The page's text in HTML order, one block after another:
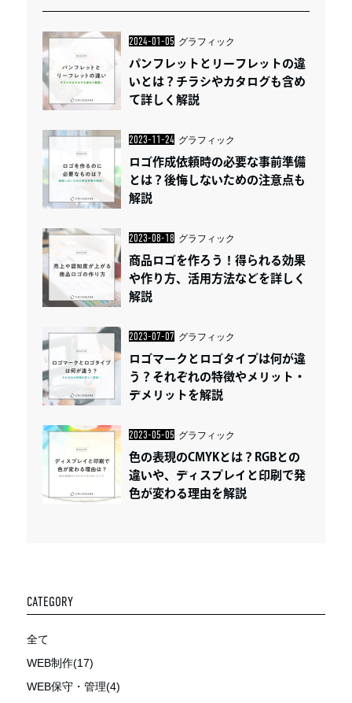
2024-01-05 グラフィック
パンフレットとリーフレットの違
いとは？チラシやカタログも含め
て詳しく解説
2023-11-24 グラフィック
ロゴ作成依頼時の必要な事前準備
とは？後悔しないための注意点も
解説
2023-08-18 グラフィック
商品ロゴを作ろう！得られる効果
や作り方、活用方法などを詳しく
解説
2023-07-07 グラフィック
ロゴマークとロゴタイプは何が違
う？それぞれの特徴やメリット・
デメリットを解説
2023-05-05 グラフィック
色の表現のCMYKとは？RGBとの
違いや、ディスプレイと印刷で発
色が変わる理由を解説
CATEGORY
全て
WEB制作(17)
WEB保守・管理(4)